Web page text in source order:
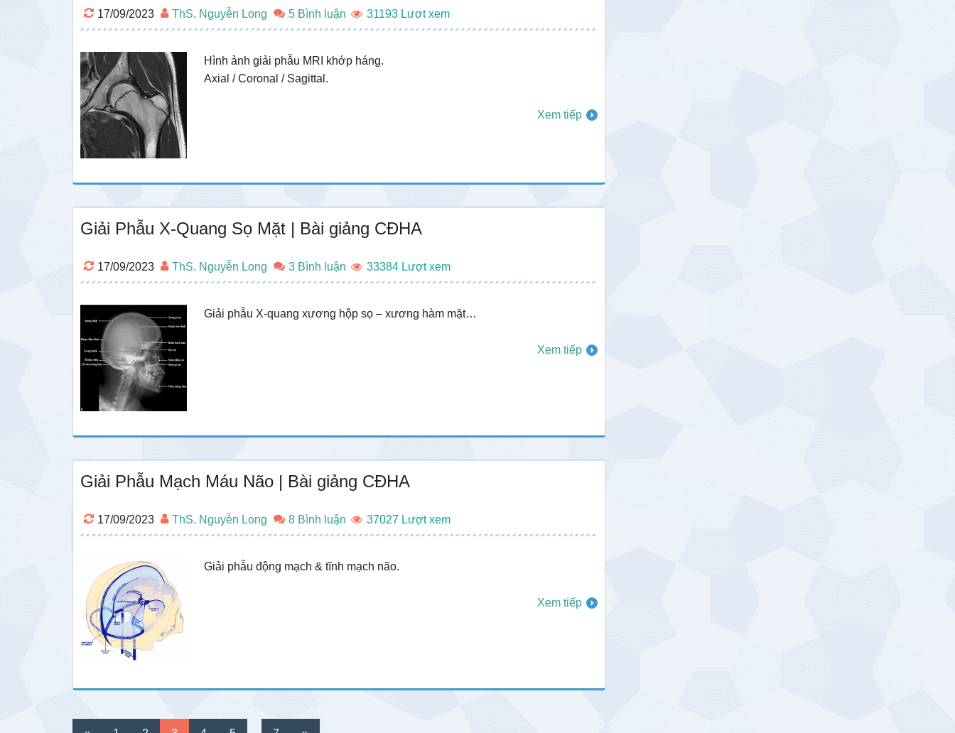
17/09/2023 ThS. Nguyễn Long 5 Bình luận 31193
Hình ảnh giải phẫu MRI khớp háng.
Axial / Coronal / Sagittal.
Xem tiếp
Giải Phẫu X-Quang Sọ Mặt | Bài giảng CĐHA
17/09/2023 ThS. Nguyễn Long 3 Bình luận 33384
Giải phẫu X-quang xương hộp sọ – xương hàm mặt…
Xem tiếp
Giải Phẫu Mạch Máu Não | Bài giảng CĐHA
17/09/2023 ThS. Nguyễn Long 8 Bình luận 37027
Giải phẫu động mạch & tĩnh mạch não.
Xem tiếp
Interim